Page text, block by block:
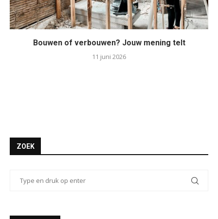
Bouwen of verbouwen? Jouw mening telt
11 juni 2026
ZOEK